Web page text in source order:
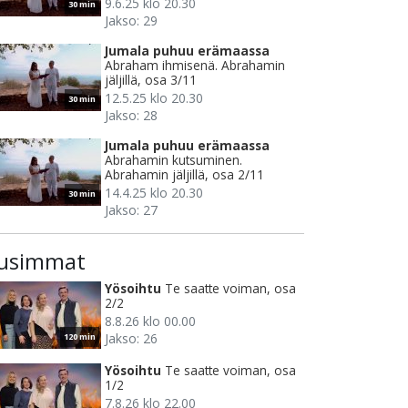
30 min
9.6.25 klo 20.30
Jakso: 29
30 min
Jumala puhuu erämaassa
Abraham ihmisenä. Abrahamin
jäljillä, osa 3/11
12.5.25 klo 20.30
Jakso: 28
30 min
Jumala puhuu erämaassa
Abrahamin kutsuminen.
Abrahamin jäljillä, osa 2/11
14.4.25 klo 20.30
Jakso: 27
120 min
Yösoihtu Te saatte voiman, osa
2/2
8.8.26 klo 00.00
Jakso: 26
Yösoihtu Te saatte voiman, osa
1/2
7.8.26 klo 22.00